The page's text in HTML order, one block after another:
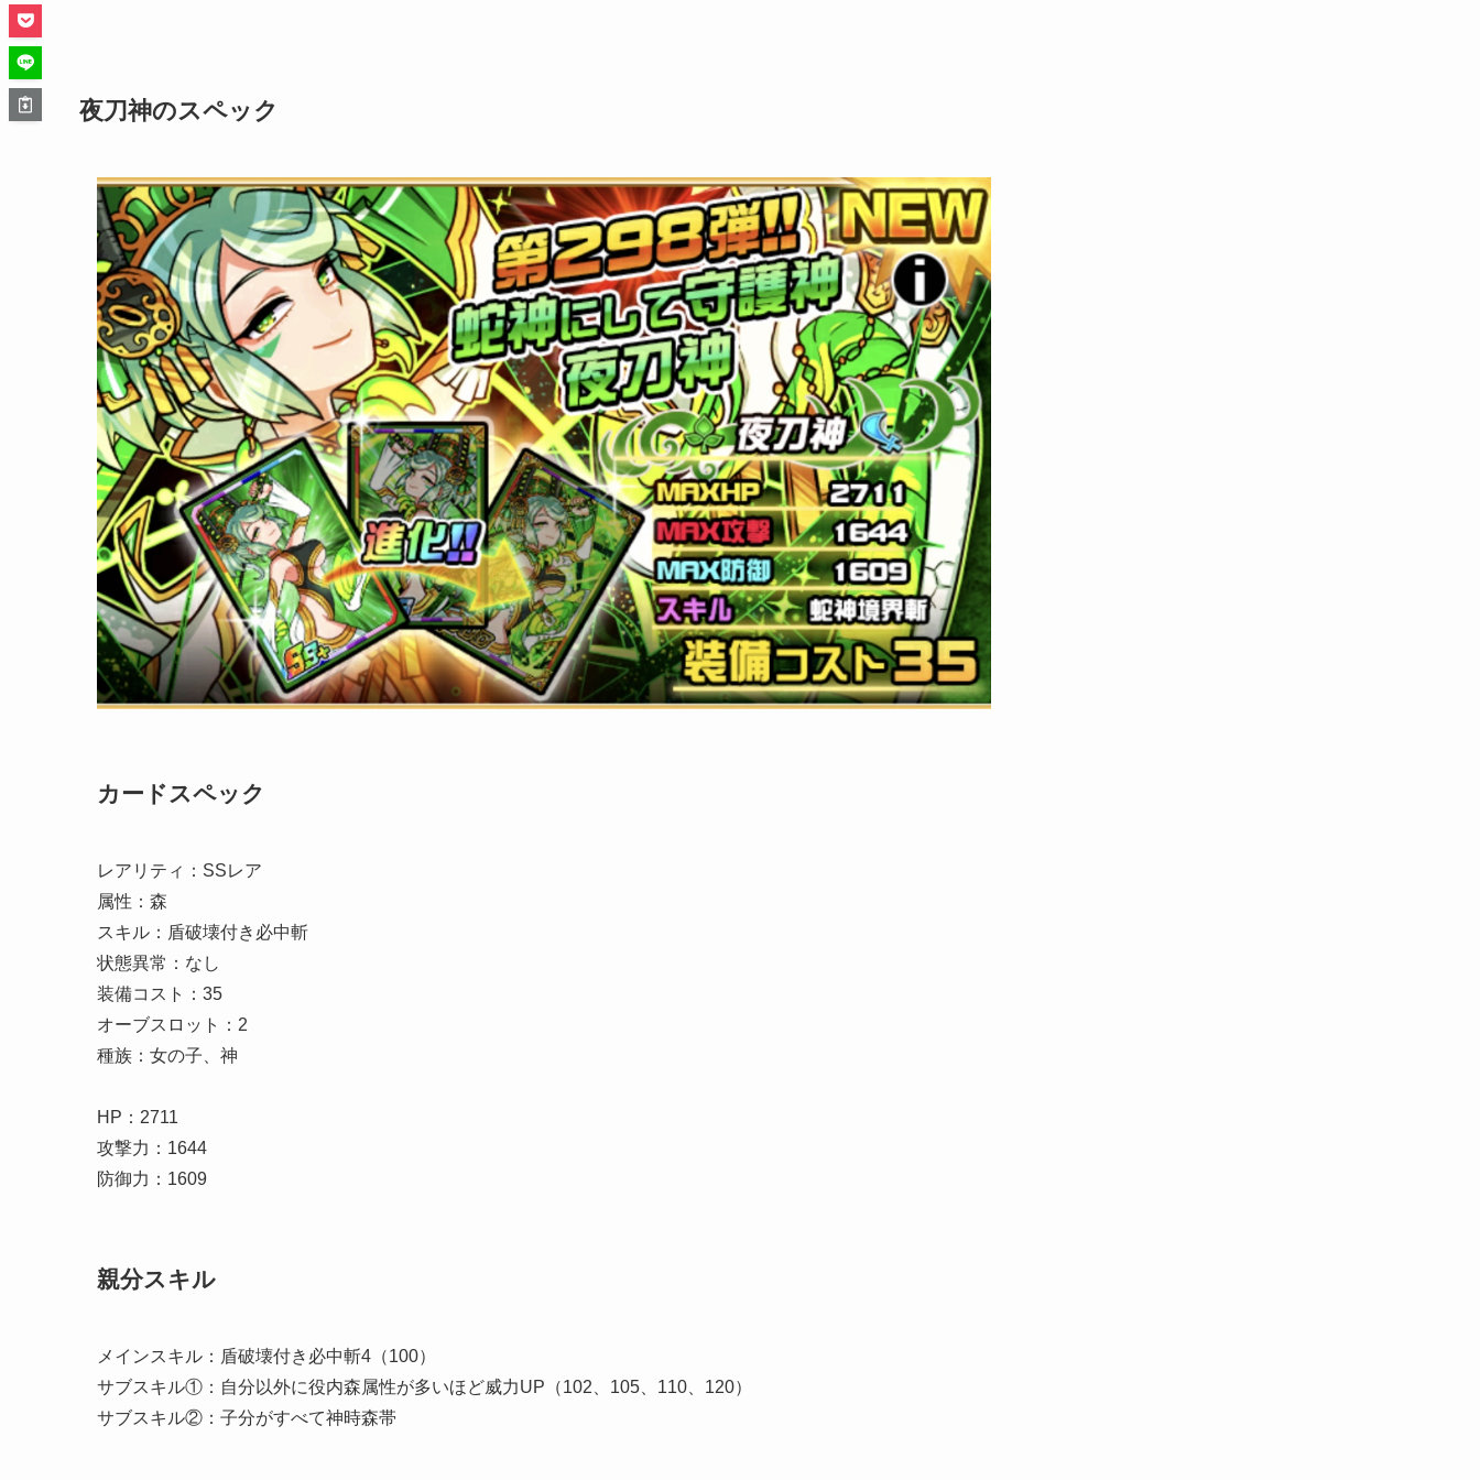
夜刀神のスペック
カードスペック
レアリティ：SSレア
属性：森
スキル：盾破壊付き必中斬
状態異常：なし
装備コスト：35
オーブスロット：2
種族：女の子、神
HP：2711
攻撃力：1644
防御力：1609
親分スキル
メインスキル：盾破壊付き必中斬4（100）
サブスキル①：自分以外に役内森属性が多いほど威力UP（102、105、110、120）
サブスキル②：子分がすべて神時森帯